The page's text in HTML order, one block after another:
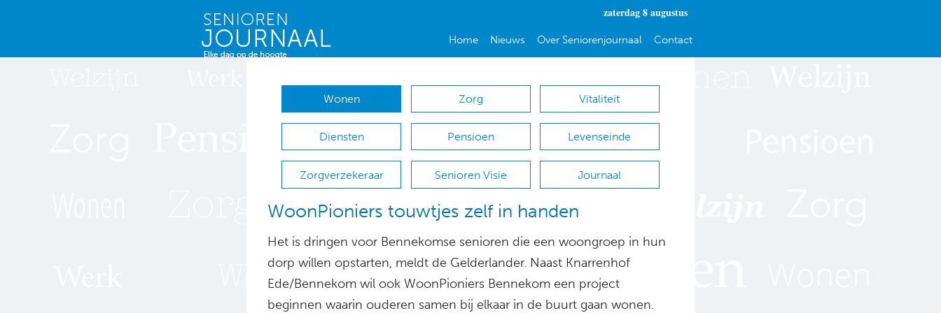
zaterdag 8 augustus
Home Nieuws Over Seniorenjournaal Contact
Wonen Zorg Vitaliteit
Diensten Pensioen Levenseinde
Zorgverzekeraar Senioren Visie Journaal
WoonPioniers touwtjes zelf in handen
Het is dringen voor Bennekomse senioren die een woongroep in hun
dorp willen opstarten, meldt de Gelderlander. Naast Knarrenhof
Ede/Bennekom wil ook WoonPioniers Bennekom een project
beginnen waarin ouderen samen bij elkaar in de buurt gaan wonen.